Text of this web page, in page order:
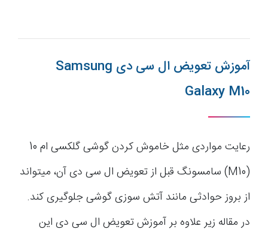
آموزش تعویض ال سی دی Samsung
Galaxy M10
رعایت مواردی مثل خاموش کردن گوشی گلکسی ام 10
(M10) سامسونگ قبل از تعویض ال سی دی آن، میتواند
از بروز حوادثی مانند آتش سوزی گوشی جلوگیری کند.
در مقاله زیر علاوه بر آموزش تعویض ال سی دی این